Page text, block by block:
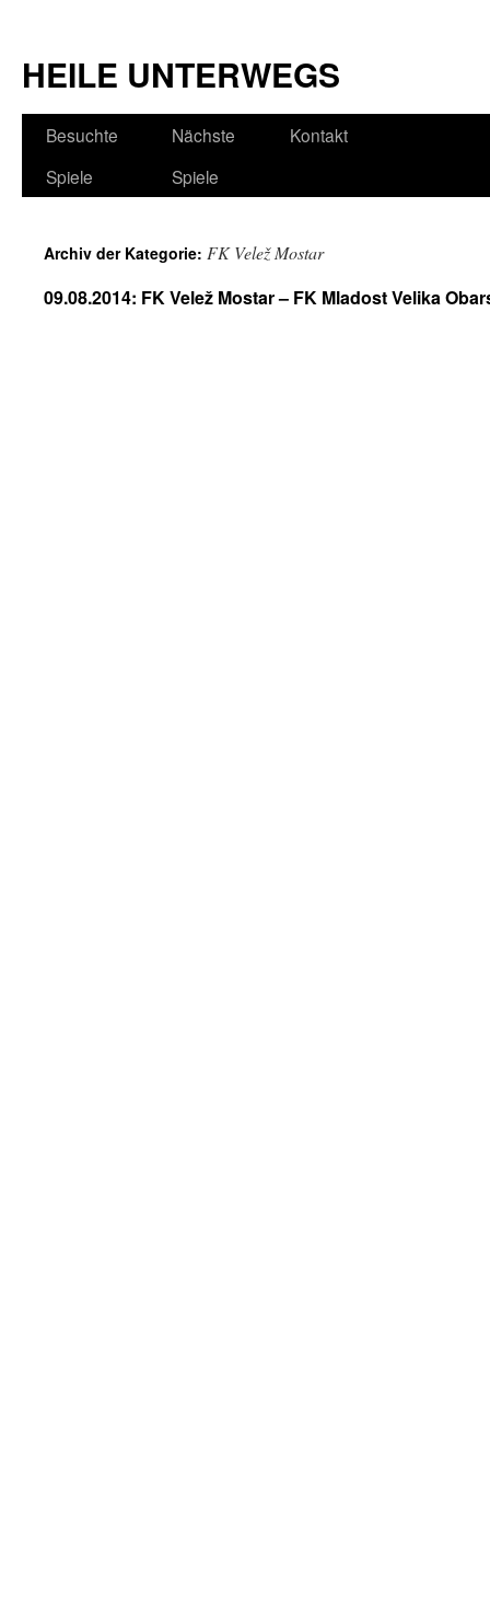
HEILE UNTERWEGS
Besuchte
Spiele
Nächste
Spiele
Kontakt
Archiv der Kategorie: FK Velež Mostar
09.08.2014: FK Velež Mostar – FK Mladost Velika